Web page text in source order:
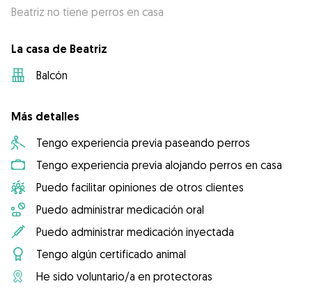
Beatriz no tiene perros en casa
La casa de Beatriz
Balcón
Más detalles
Tengo experiencia previa paseando perros
Tengo experiencia previa alojando perros en casa
Puedo facilitar opiniones de otros clientes
Puedo administrar medicación oral
Puedo administrar medicación inyectada
Tengo algún certificado animal
He sido voluntario/a en protectoras